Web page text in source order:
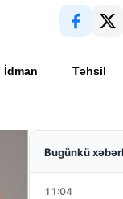
İdman Təhsil
Bugünkü
11:04